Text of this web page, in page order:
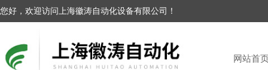
您好，欢迎访问上海徽涛自动化设备有限公司！
网站首